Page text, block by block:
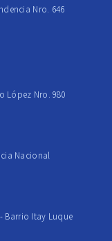
Nro. 646
López Nro. 980
Nacional
Barrio Itay Luque